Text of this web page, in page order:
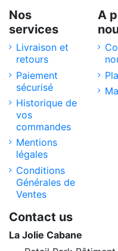
Nos
services
Livraison et
retours
Paiement
sécurisé
Historique de
vos
commandes
Mentions
légales
Conditions
Générales de
Ventes
A
Contact us
La Jolie Cabane